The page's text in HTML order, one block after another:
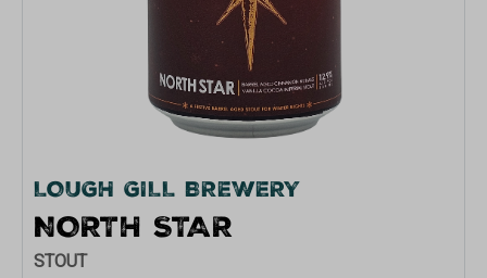
LOUGH GILL BREWERY
NORTH STAR
STOUT